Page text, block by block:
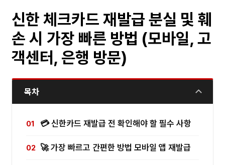
신한 체크카드 재발급 분실 및 훼
손 시 가장 빠른 방법 (모바일, 고
객센터, 은행 방문)
목차
💳 신한카드 재발급 전 확인해야 할 필수 사항
🚀 가장 빠르고 간편한 방법 모바일 앱 재발급